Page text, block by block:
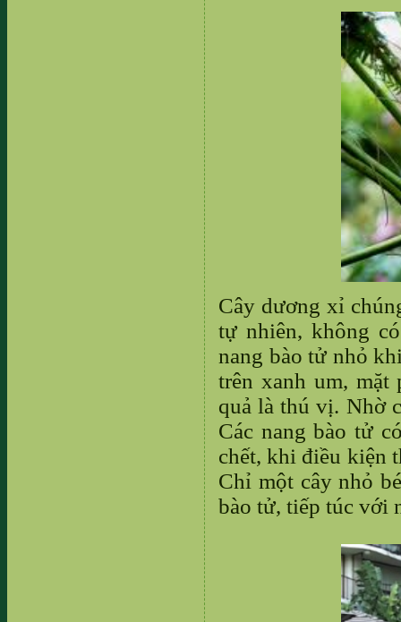
Cây dương xỉ
tự nhiên, không
nang bào tử nhỏ
trên xanh um,
quả là thú vị. Nhờ
Các nang bào tử
chết, khi điều kiện
Chỉ một cây nhỏ
bào tử, tiếp túc với